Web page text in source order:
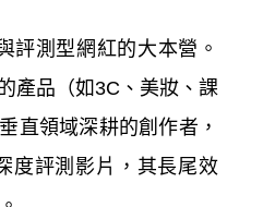
評測型網紅的大本營。
產品（如3C、美妝、課
直領域深耕的創作者，
度評測影片，其長尾效